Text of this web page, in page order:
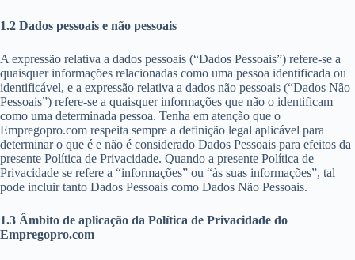
1.2 Dados pessoais e não pessoais
A expressão relativa a dados pessoais (“Dados Pessoais”) refere-se a
quaisquer informações relacionadas como uma pessoa identificada ou
identificável, e a expressão relativa a dados não pessoais (“Dados Não
Pessoais”) refere-se a quaisquer informações que não o identificam
como uma determinada pessoa. Tenha em atenção que o
Empregopro.com respeita sempre a definição legal aplicável para
determinar o que é e não é considerado Dados Pessoais para efeitos da
presente Política de Privacidade. Quando a presente Política de
Privacidade se refere a “informações” ou “às suas informações”, tal
pode incluir tanto Dados Pessoais como Dados Não Pessoais.
1.3 Âmbito de aplicação da Política de Privacidade do
Empregopro.com